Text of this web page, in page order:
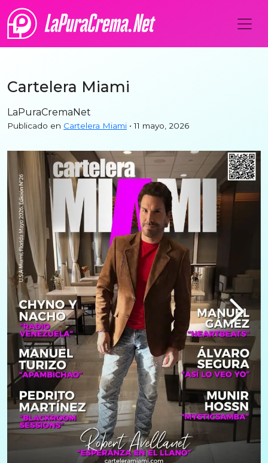
Cartelera Miami
LaPuraCremaNet
Publicado en Cartelera Miami • 11 mayo, 2026